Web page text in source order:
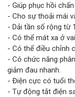
- Giúp phục hồi
- Cho sự thoải mái
- Dải tần số rộng từ
- Có thể mát xa ở
- Có thể điều chỉnh
- Có chức năng
giảm đau nhanh.
- Điện cực có tuổi
- Tự động tắt điện